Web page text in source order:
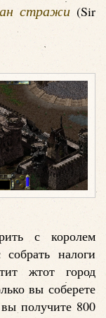
стражи (Sir
с королем
налоги
жтот город
вы соберете
получите 800